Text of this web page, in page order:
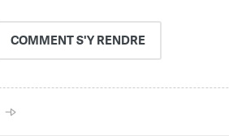
COMMENTS'Y RENDRE